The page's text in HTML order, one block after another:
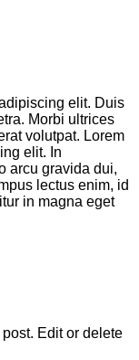
elit. Duis
Morbi ultrices
volutpat. Lorem
elit. In
arcu gravida dui,
lectus enim, id
in magna eget
Edit or delete